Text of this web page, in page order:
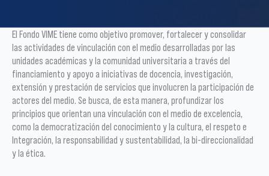
El Fondo VIME tiene como objetivo promover, fortalecer y consolidar
las actividades de vinculación con el medio desarrolladas por las
unidades académicas y la comunidad universitaria a través del
financiamiento y apoyo a iniciativas de docencia, investigación,
extensión y prestación de servicios que involucren la participación de
actores del medio. Se busca, de esta manera, profundizar los
principios que orientan una vinculación con el medio de excelencia,
como la democratización del conocimiento y la cultura, el respeto e
Integración, la responsabilidad y sustentabilidad, la bi-direccionalidad
y la ética.